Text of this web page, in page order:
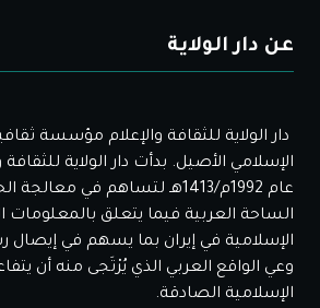
عن دار الولاية
دار الولاية للثقافة والإعلام مؤسسة
الإسلامي الأصيل. بدأت دار الولاية
عام 1992م/1413هـ لتساهم في
الساحة العربية فيما يتعلق بالمعلومات
الإسلامية في إيران بما يسهم في إيصال
وعي الواقع العربي الذي يُرْتَجى منه أن
الإسلامية الصادقة.